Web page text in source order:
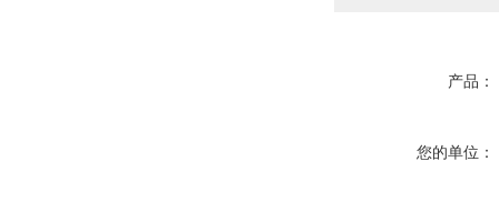
产品：
您的单位：